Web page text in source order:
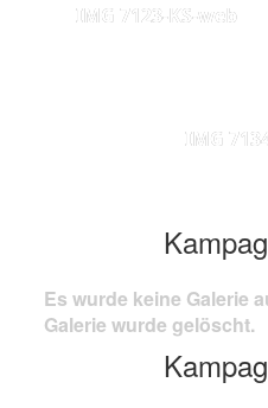
IMG 7123-KS-web
IMG
Es wurde keine Galerie
Galerie wurde gelöscht.